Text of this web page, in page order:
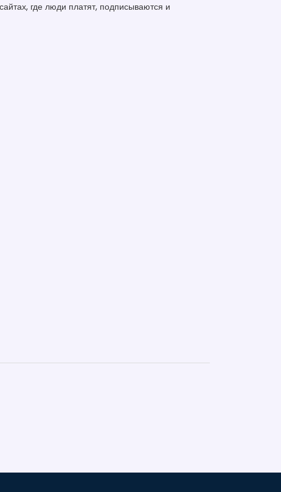
где люди платят, подписываются и